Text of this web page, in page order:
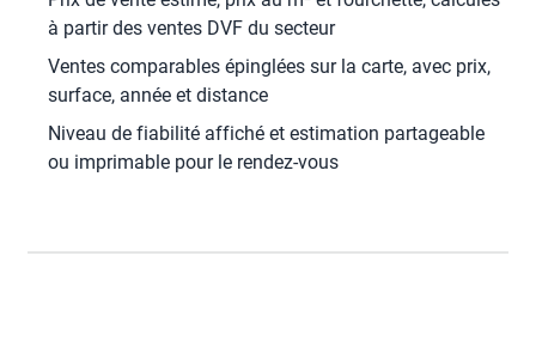
à partir des ventes DVF du secteur
Ventes comparables épinglées sur la carte, avec prix,
surface, année et distance
Niveau de fiabilité affiché et estimation partageable
ou imprimable pour le rendez-vous